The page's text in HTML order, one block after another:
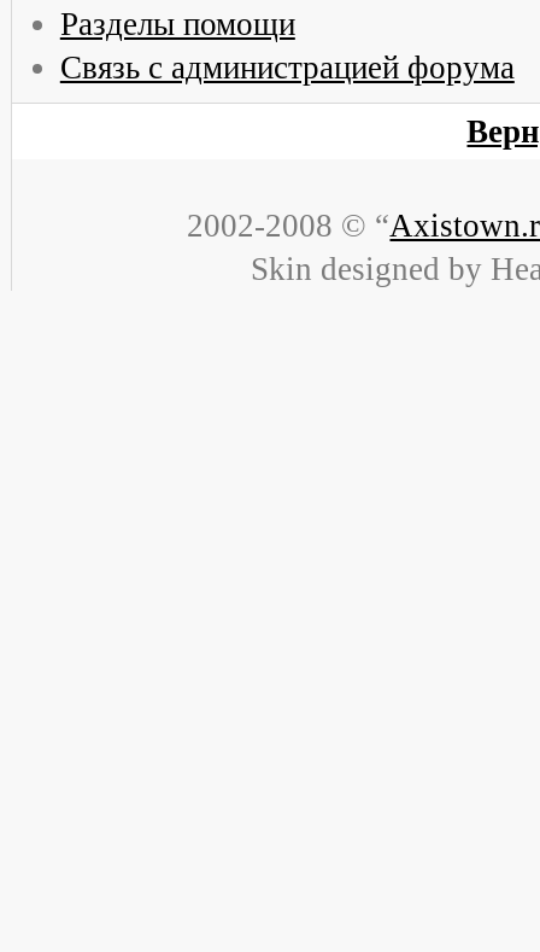
Разделы помощи
Связь с администрацией форума
2002-2008 © “
Skin designed by